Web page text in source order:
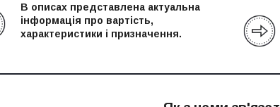
В описах представлена актуальна
інформація про вартість,
характеристики і призначення.